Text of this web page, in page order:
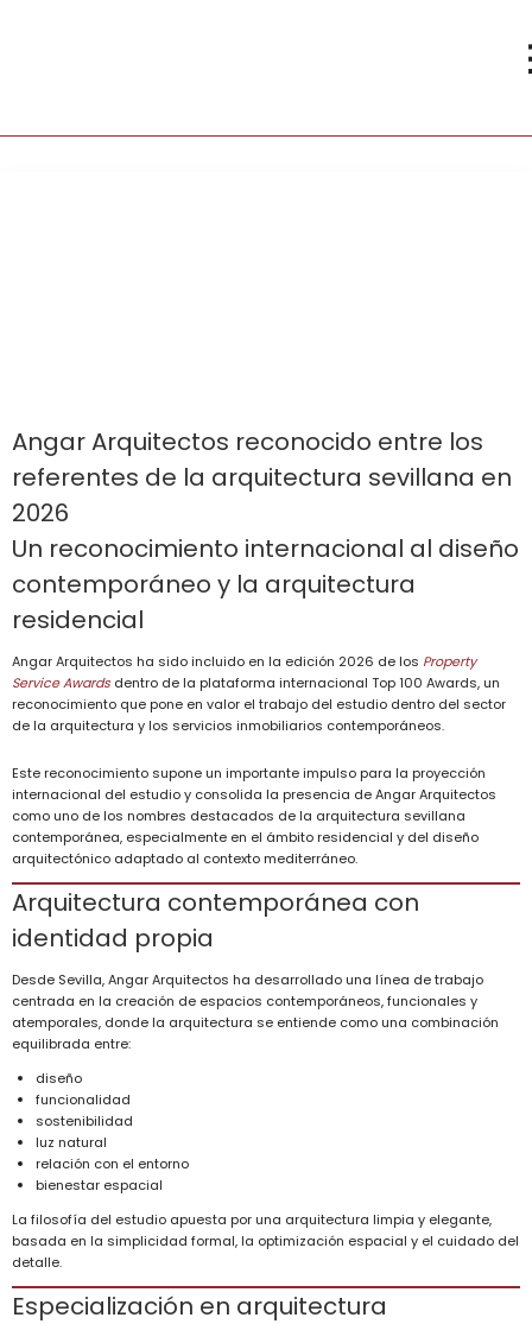
Angar Arquitectos reconocido entre los
referentes de la arquitectura sevillana en
2026
Un reconocimiento internacional al diseño
contemporáneo y la arquitectura
residencial
Angar Arquitectos ha sido incluido en la edición 2026 de los Property
Service Awardsdentro de la plataforma internacional Top 100 Awards, un
reconocimiento que pone en valor el trabajo del estudio dentro del sector
de la arquitectura y los servicios inmobiliarios contemporáneos.
Este reconocimiento supone un importante impulso para la proyección
internacional del estudio y consolida la presencia de Angar Arquitectos
como uno de los nombres destacados de la arquitectura sevillana
contemporánea, especialmente en el ámbito residencial y del diseño
arquitectónico adaptado al contexto mediterráneo.
Arquitectura contemporánea con
identidad propia
Desde Sevilla, Angar Arquitectos ha desarrollado una línea de trabajo
centrada en la creación de espacios contemporáneos, funcionales y
atemporales, donde la arquitectura se entiende como una combinación
equilibrada entre:
diseño
funcionalidad
sostenibilidad
luz natural
relación con el entorno
bienestar espacial
La filosofía del estudio apuesta por una arquitectura limpia y elegante,
basada en la simplicidad formal, la optimización espacial y el cuidado del
detalle.
Especialización en arquitectura